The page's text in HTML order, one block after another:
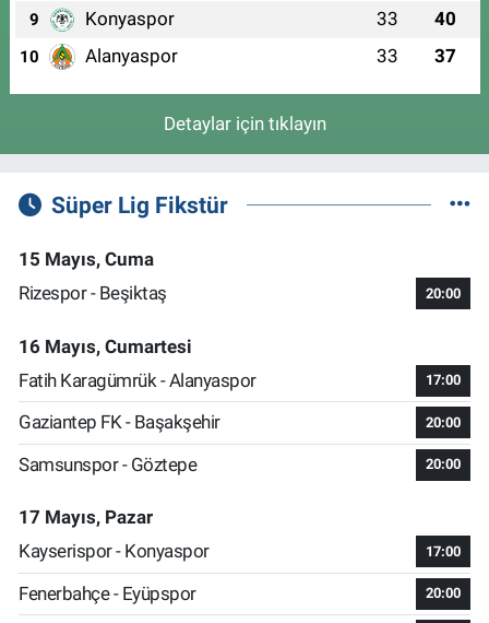
9 Konyaspor 33 40
10 Alanyaspor 33 37
Detaylar için tıklayın
Süper Lig Fikstür
15 Mayıs, Cuma
Rizespor - Beşiktaş
20:00
16 Mayıs, Cumartesi
Fatih Karagümrük - Alanyaspor
17:00
Gaziantep FK - Başakşehir 20:00
Samsunspor - Göztepe 20:00
17 Mayıs, Pazar
Kayserispor - Konyaspor
17:00
Fenerbahçe - Eyüpspor 20:00